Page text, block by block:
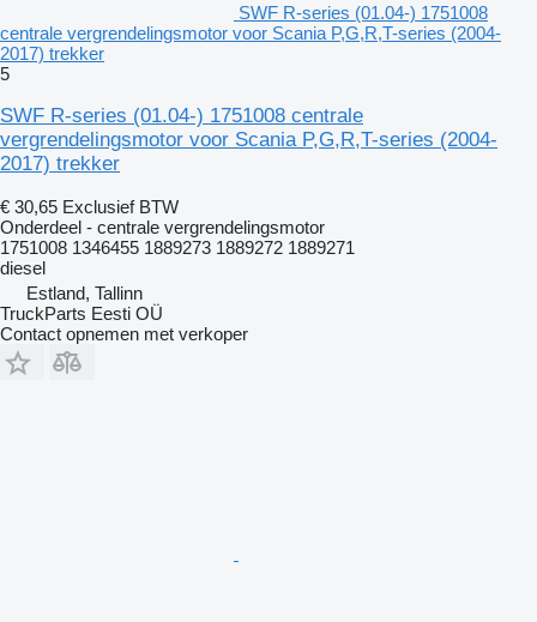
SWF R-series (01.04-) 1751008
centrale vergrendelingsmotor voor Scania P,G,R,T-series (2004-
2017) trekker
5
SWF R-series (01.04-) 1751008 centrale
vergrendelingsmotor voor Scania P,G,R,T-series (2004-
2017) trekker
€ 30,65 Exclusief BTW
Onderdeel - centrale vergrendelingsmotor
1751008 1346455 1889273 1889272 1889271
diesel
Estland, Tallinn
TruckParts Eesti OÜ
Contact opnemen met verkoper